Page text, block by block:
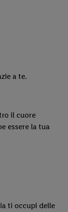
a te.
il cuore
essere la tua
ti occupi delle